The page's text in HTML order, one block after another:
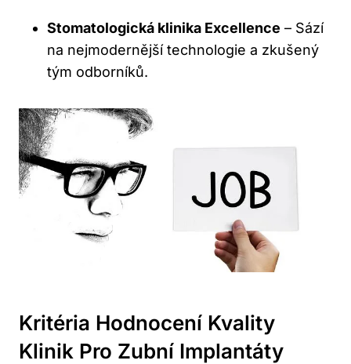
Stomatologická klinika Excellence – Sází
na nejmodernější technologie a zkušený
tým odborníků.
Kritéria Hodnocení Kvality
Klinik Pro Zubní Implantáty